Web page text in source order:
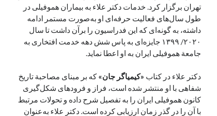
تهران برگزار کرد. خدمات دکتر علاء به بیماران هموفیلی در
طول سال‌های فعالیت حرفه‌ای او به‌صورت مستمر ادامه
داشته، به‌ گونه‌ای که این فدراسیون را برآن داشت تا سال
۲۰۲۰/ ۱۳۹۹ جایزه‌ای به پاس شش دهه خدمت افتخاری به
جامعة هموفیلی ایران به او اعطا نماید.
دکتر علاء در کتاب «کیمیاگر جان» که بر مبنای مصاحبة تاریخ
شفاهی با او منتشر شده است، فراز و فرودهای شکل‌گیری
کانون هموفیلی ایران را به تفصیل شرح داده و تحولات مرتبط
با آن را در گذر زمان ارزیابی کرده است. دکتر علاء به‌عنوان